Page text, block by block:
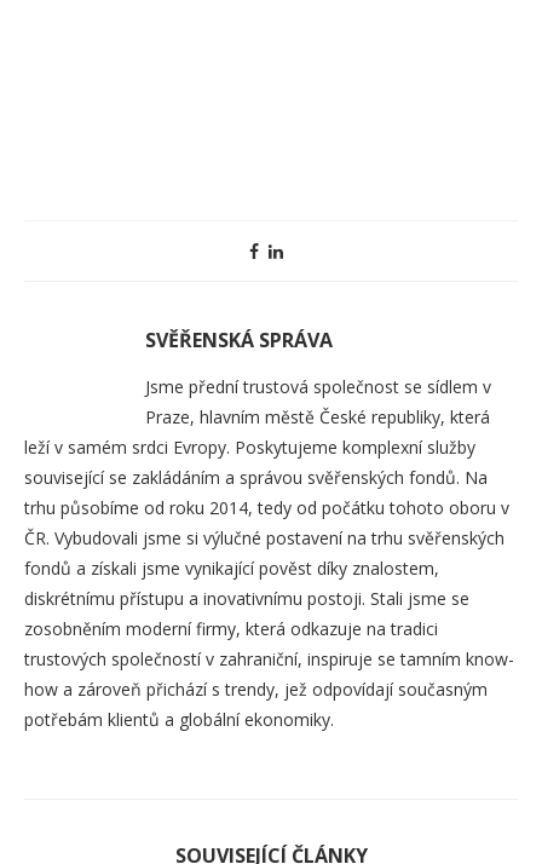
SVĚŘENSKÁ SPRÁVA
Jsme přední trustová společnost se sídlem v
Praze, hlavním městě České republiky, která
leží v samém srdci Evropy. Poskytujeme komplexní služby
související se zakládáním a správou svěřenských fondů. Na
trhu působíme od roku 2014, tedy od počátku tohoto oboru v
ČR. Vybudovali jsme si výlučné postavení na trhu svěřenských
fondů a získali jsme vynikající pověst díky znalostem,
diskrétnímu přístupu a inovativnímu postoji. Stali jsme se
zosobněním moderní firmy, která odkazuje na tradici
trustových společností v zahraniční, inspiruje se tamním know-
how a zároveň přichází s trendy, jež odpovídají současným
potřebám klientů a globální ekonomiky.
SOUVISEJÍCÍ ČLÁNKY